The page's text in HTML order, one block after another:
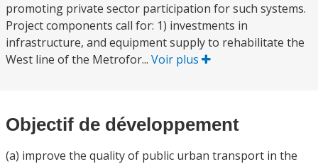
promoting private sector participation for such systems.
Project components call for: 1) investments in
infrastructure, and equipment supply to rehabilitate the
West line of the Metrofor... Voir plus
Objectif de développement
(a) improve the quality of public urban transport in the